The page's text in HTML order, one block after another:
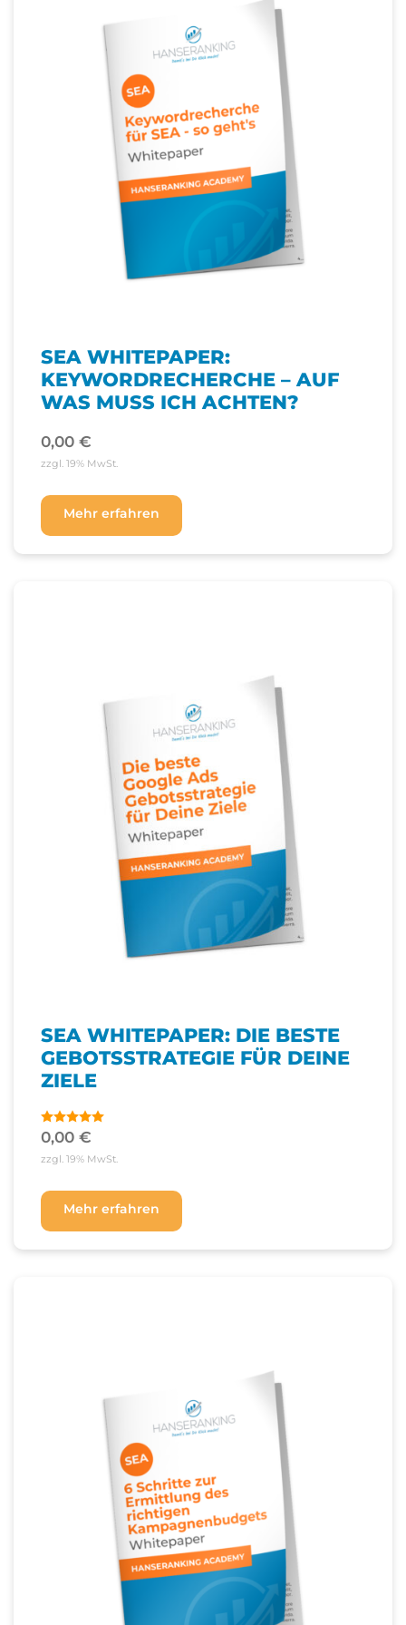
SEA WHITEPAPER:
KEYWORDRECHERCHE – AUF
WAS MUSS ICH ACHTEN?
0,00 €
zzgl. 19% MwSt.
Mehr erfahren
SEA WHITEPAPER: DIE BESTE
GEBOTSSTRATEGIE FÜR DEINE
ZIELE
Bewertet
mit
von 5
0,00 €
zzgl. 19% MwSt.
Mehr erfahren